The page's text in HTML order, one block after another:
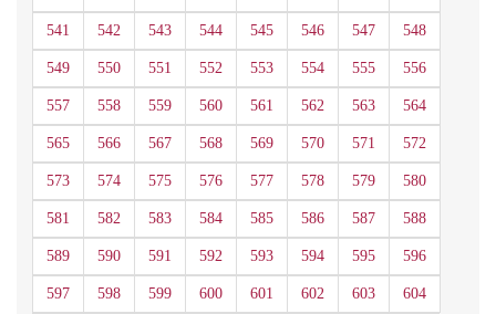
541 542 543 544 545 546 547 548
549 550 551 552 553 554 555 556
557 558 559 560 561 562 563 564
565 566 567 568 569 570 571 572
573 574 575 576 577 578 579 580
581 582 583 584 585 586 587 588
589 590 591 592 593 594 595 596
597 598 599 600 601 602 603 604